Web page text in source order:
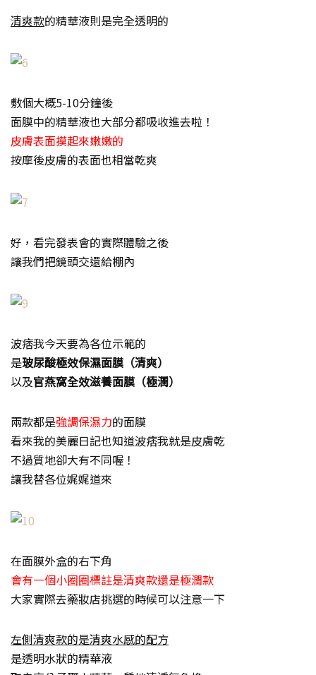
清爽款的精華液則是完全透明的
敷個大概5-10分鐘後
面膜中的精華液也大部分都吸收進去啦！
皮膚表面摸起來嫩嫩的
按摩後皮膚的表面也相當乾爽
好，看完發表會的實際體驗之後
讓我們把鏡頭交還給棚內
波痞我今天要為各位示範的
是玻尿酸極效保濕面膜（清爽）
以及官燕窩全效滋養面膜（極潤）
兩款都是強調保濕力的面膜
看來我的美麗日記也知道波痞我就是皮膚乾
不過質地卻大有不同喔！
讓我替各位娓娓道來
在面膜外盒的右下角
會有一個小圈圈標註是清爽款還是極潤款
大家實際去藥妝店挑選的時候可以注意一下
左側清爽款的是清爽水感的配方
是透明水狀的精華液